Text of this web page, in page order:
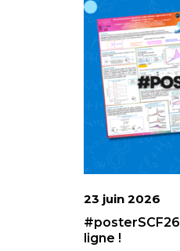
23 juin 2026
ligne !